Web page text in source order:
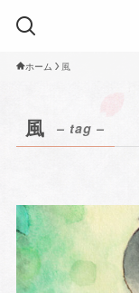
ホーム 風
風 – tag –